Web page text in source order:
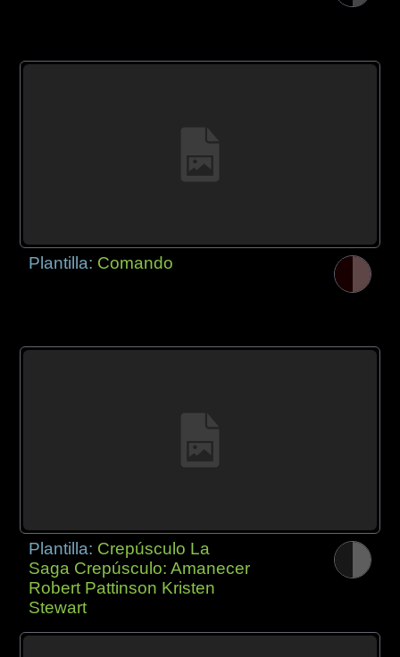
Plantilla: Comando
Plantilla: Crepúsculo La
Saga Crepúsculo: Amanecer
Robert Pattinson Kristen
Stewart